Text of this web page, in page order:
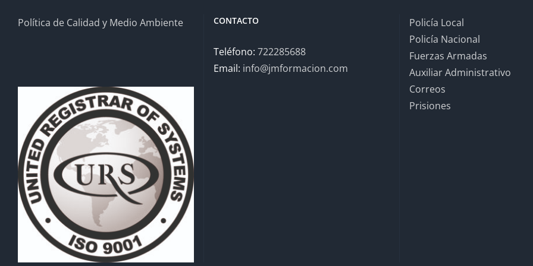
Política de Calidad y Medio Ambiente CONTACTO
Teléfono: 722285688
Email: info@jmformacion.com
Policía Local
Policía Nacional
Fuerzas Armadas
Auxiliar Administrativo
Correos
Prisiones